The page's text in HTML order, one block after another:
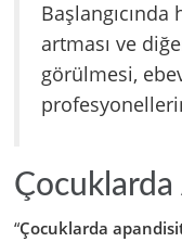
Başlangıcında
artması ve
görülmesi,
Çocuklarda
“Çocuklarda